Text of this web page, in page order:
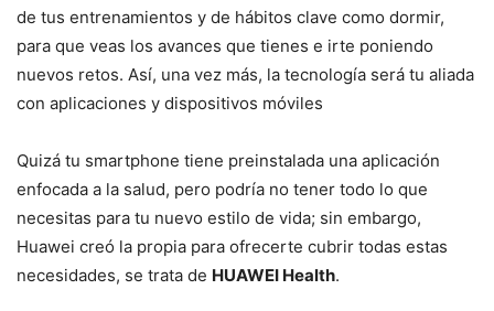
de tus entrenamientos y de hábitos clave como dormir,
para que veas los avances que tienes e irte poniendo
nuevos retos. Así, una vez más, la tecnología será tu aliada
con aplicaciones y dispositivos móviles
Quizá tu smartphone tiene preinstalada una aplicación
enfocada a la salud, pero podría no tener todo lo que
necesitas para tu nuevo estilo de vida; sin embargo,
Huawei creó la propia para ofrecerte cubrir todas estas
necesidades, se trata de HUAWEI Health.